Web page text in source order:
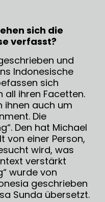
sich die
verfasst?
und
Indonesische
sich
all ihren Facetten.
ihnen auch um
Die
Den hat Michael
von einer Person,
wird, was
verstärkt
wurde von
geschrieben
Sunda übersetzt.